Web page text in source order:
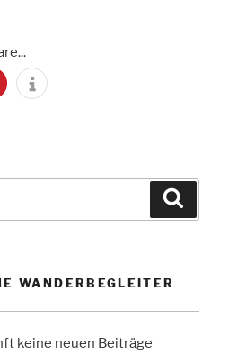
WANDERBEGLEITER
keine neuen Beiträge